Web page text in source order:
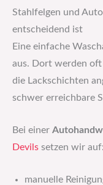
Stahlfelgen und
entscheidend ist
Eine einfache
aus. Dort werden oft
die Lackschichten
schwer erreichbare
Bei einer
Devils setzen wir auf:
manuelle